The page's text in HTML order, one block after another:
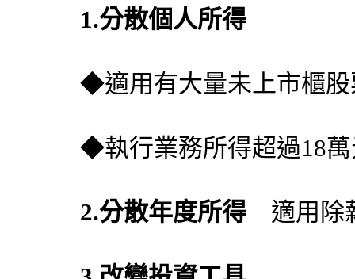
1.分散個人所得
◆適用有大量未上市櫃
◆執行業務所得超過18
2.分散年度所得 適用除